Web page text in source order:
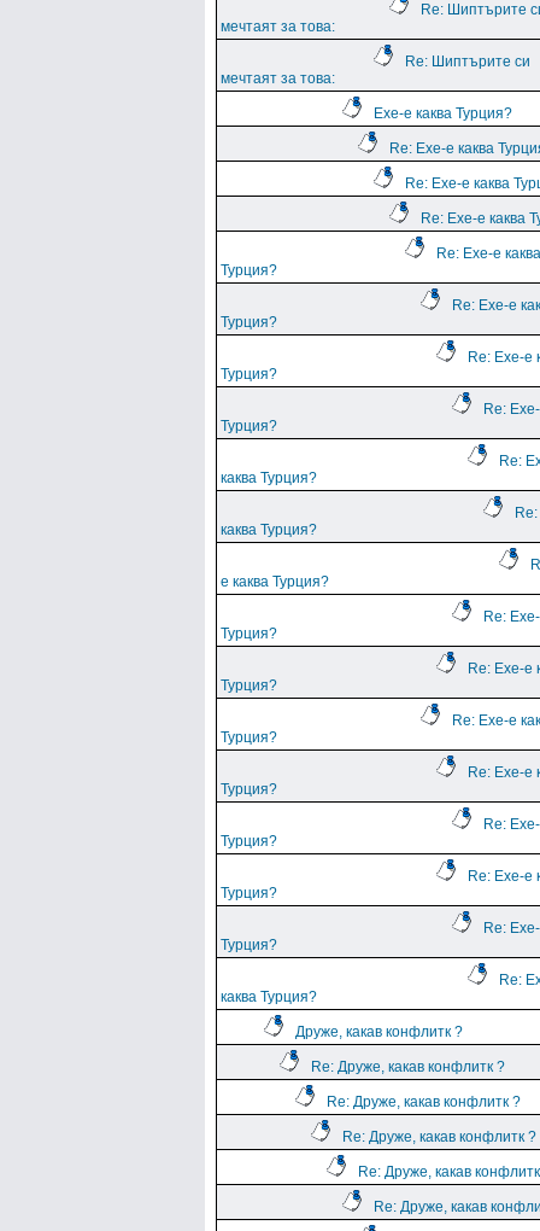
Re: Шиптърите
мечтаят за това:
Re: Шиптърите си
мечтаят за това:
Ехе-е каква Турция?
Re: Ехе-е каква
Re: Ехе-е каква
Re: Ехе-е каква
Re: Ехе-е каква
Турция?
Re: Ехе-е
Турция?
Re: Ехе-е
Турция?
Re:
Турция?
Re:
каква Турция?
каква Турция?
е каква Турция?
Re:
Турция?
Re: Ехе-е
Турция?
Re: Ехе-е
Турция?
Re: Ехе-е
Турция?
Re:
Турция?
Re: Ехе-е
Турция?
Re:
Турция?
Re:
каква Турция?
Друже, какав конфлитк ?
Re: Друже, какав конфлитк ?
Re: Друже, какав конфлитк ?
Re: Друже, какав конфлитк ?
Re: Друже, какав
Re: Друже, какав